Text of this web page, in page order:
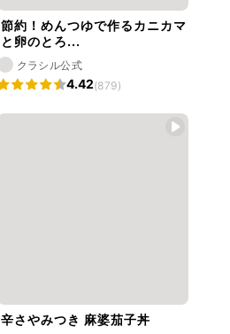
節約！めんつゆで作るカニカマ
と卵のとろ...
クラシル公式
4.42(879)
辛さやみつき 麻婆茄子丼